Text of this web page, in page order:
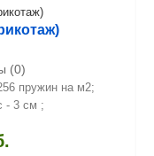
(0)
пружин на м2;
- 3 см ;